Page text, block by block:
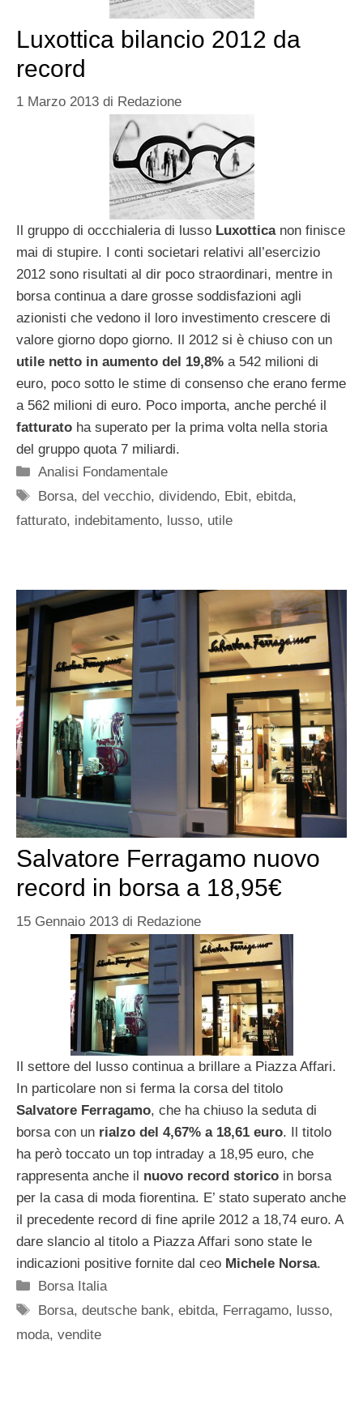
Luxottica bilancio 2012 da
record
1 Marzo 2013 di Redazione
Il gruppo di occchialeria di lusso Luxotticanon finisce
mai di stupire. I conti societari relativi all’esercizio
2012 sono risultati al dir poco straordinari, mentre in
borsa continua a dare grosse soddisfazioni agli
azionisti che vedono il loro investimento crescere di
valore giorno dopo giorno. Il 2012 si è chiuso con un
utile netto in aumento del 19,8% a 542 milioni di
euro, poco sotto le stime di consenso che erano ferme
a 562 milioni di euro. Poco importa, anche perché il
fatturato ha superato per la prima volta nella storia
del gruppo quota 7 miliardi.
Categorie
Analisi Fondamentale
Tag
Borsa,del vecchio,dividendo, Ebit,ebitda,
fatturato, indebitamento, lusso, utile
Salvatore Ferragamo nuovo
record in borsa a 18,95€
15 Gennaio 2013 di Redazione
Il settore del lusso continua a brillare a Piazza Affari.
In particolare non si ferma la corsa del titolo
Salvatore Ferragamo, che ha chiuso la seduta di
borsa con un rialzo del 4,67% a 18,61 euro. Il titolo
ha però toccato un top intraday a 18,95 euro, che
rappresenta anche il nuovo record storico in borsa
per la casa di moda fiorentina. E’ stato superato anche
il precedente record di fine aprile 2012 a 18,74 euro. A
dare slancio al titolo a Piazza Affari sono state le
indicazioni positive fornite dal ceo Michele Norsa.
Categorie
Borsa Italia
Tag
Borsa,deutsche bank,ebitda, Ferragamo, lusso,
moda, vendite